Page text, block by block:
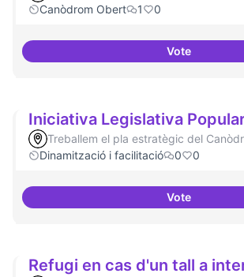
Canòdrom Obert
1 0
VoteMemòria
Iniciativa Legislativa
Treballem el pla estratègic del
Dinamització i facilitació
0 0
VoteIniciativa
Refugi en cas d'un tall a